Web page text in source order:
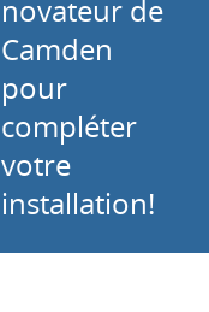
novateur de
Camden
pour
compléter
votre
installation!